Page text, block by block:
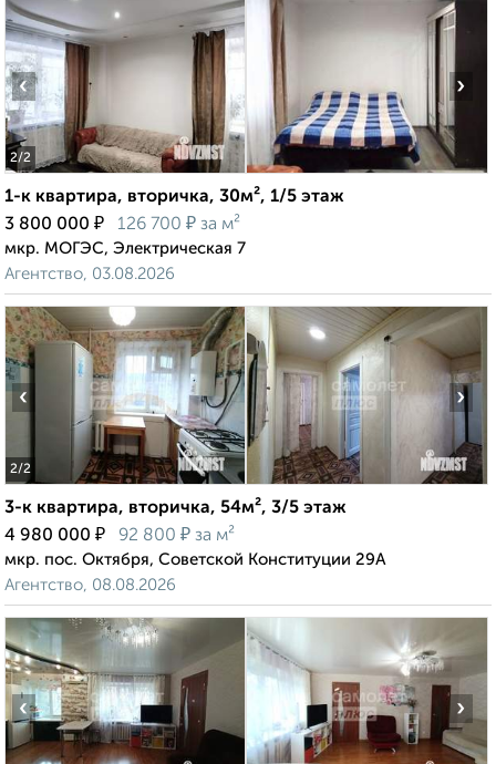
2/2
‹ ›
1-к квартира, вторичка, 30м², 1/5 этаж
3 800 000 ₽ 126 700 ₽ за м²
мкр. МОГЭС, Электрическая 7
Агентство, 03.08.2026
2/2
‹ ›
3-к квартира, вторичка, 54м², 3/5 этаж
4 980 000 ₽ 92 800 ₽ за м²
мкр. пос. Октября, Советской Конституции 29А
Агентство, 08.08.2026
‹ ›